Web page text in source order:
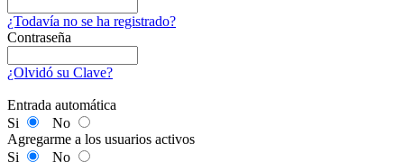
¿Todavía no se ha registrado?
Contraseña
¿Olvidó su Clave?
Entrada automática
Si
No
Agregarme a los usuarios activos
Si
No